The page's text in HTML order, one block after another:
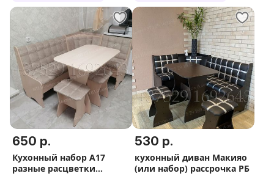
650 р.
Кухонный набор А17
разные расцветки
530 р.
кухонный диван Макияо
(или набор) рассрочка РБ